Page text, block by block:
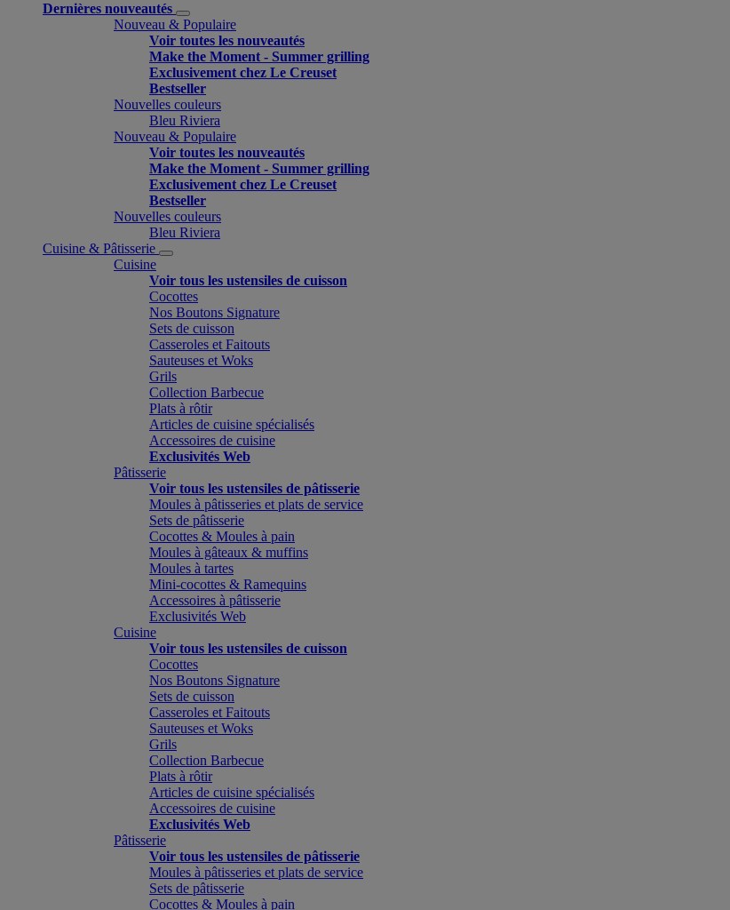
Dernières nouveautés
Nouveau & Populaire
Voir toutes les nouveautés
Make the Moment - Summer grilling
Exclusivement chez Le Creuset
Bestseller
Nouvelles couleurs
Bleu Riviera
Nouveau & Populaire
Voir toutes les nouveautés
Make the Moment - Summer grilling
Exclusivement chez Le Creuset
Bestseller
Nouvelles couleurs
Bleu Riviera
Cuisine & Pâtisserie
Cuisine
Voir tous les ustensiles de cuisson
Cocottes
Nos Boutons Signature
Sets de cuisson
Casseroles et Faitouts
Sauteuses et Woks
Grils
Collection Barbecue
Plats à rôtir
Articles de cuisine spécialisés
Accessoires de cuisine
Exclusivités Web
Pâtisserie
Voir tous les ustensiles de pâtisserie
Moules à pâtisseries et plats de service
Sets de pâtisserie
Cocottes & Moules à pain
Moules à gâteaux & muffins
Moules à tartes
Mini-cocottes & Ramequins
Accessoires à pâtisserie
Exclusivités Web
Cuisine
Voir tous les ustensiles de cuisson
Cocottes
Nos Boutons Signature
Sets de cuisson
Casseroles et Faitouts
Sauteuses et Woks
Grils
Collection Barbecue
Plats à rôtir
Articles de cuisine spécialisés
Accessoires de cuisine
Exclusivités Web
Pâtisserie
Voir tous les ustensiles de pâtisserie
Moules à pâtisseries et plats de service
Sets de pâtisserie
Cocottes & Moules à pain